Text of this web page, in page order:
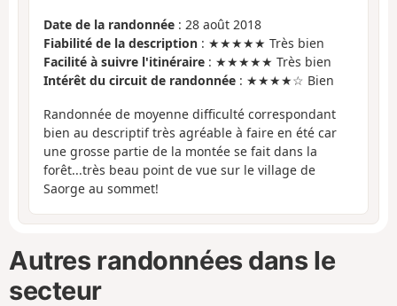
Date de la randonnée : 28 août 2018
Fiabilité de la description : ★★★★★ Très bien
Facilité à suivre l'itinéraire : ★★★★★ Très bien
Intérêt du circuit de randonnée : ★★★★☆ Bien
Randonnée de moyenne difficulté correspondant
bien au descriptif très agréable à faire en été car
une grosse partie de la montée se fait dans la
forêt...très beau point de vue sur le village de
Saorge au sommet!
Autres randonnées dans le
secteur